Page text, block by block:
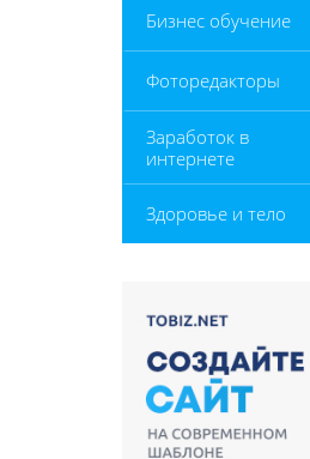
Бизнес обучение
Фоторедакторы
Заработок в
интернете
Здоровье и тело